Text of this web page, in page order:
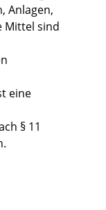
Anlagen,
Mittel sind
eine
§ 11